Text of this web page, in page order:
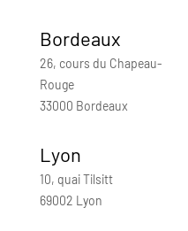
Bordeaux
26, cours du Chapeau-
Rouge
33000 Bordeaux
Lyon
10, quai Tilsitt
69002 Lyon